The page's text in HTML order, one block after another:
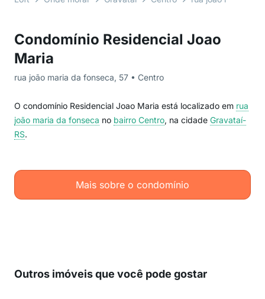
Condomínio Residencial Joao
Maria
rua joão maria da fonseca, 57 • Centro
O condomínio Residencial Joao Maria está localizado em rua
joão maria da fonseca no bairro Centro, na cidade Gravataí-
RS.
Mais sobre o condomínio
Outros imóveis que você pode gostar